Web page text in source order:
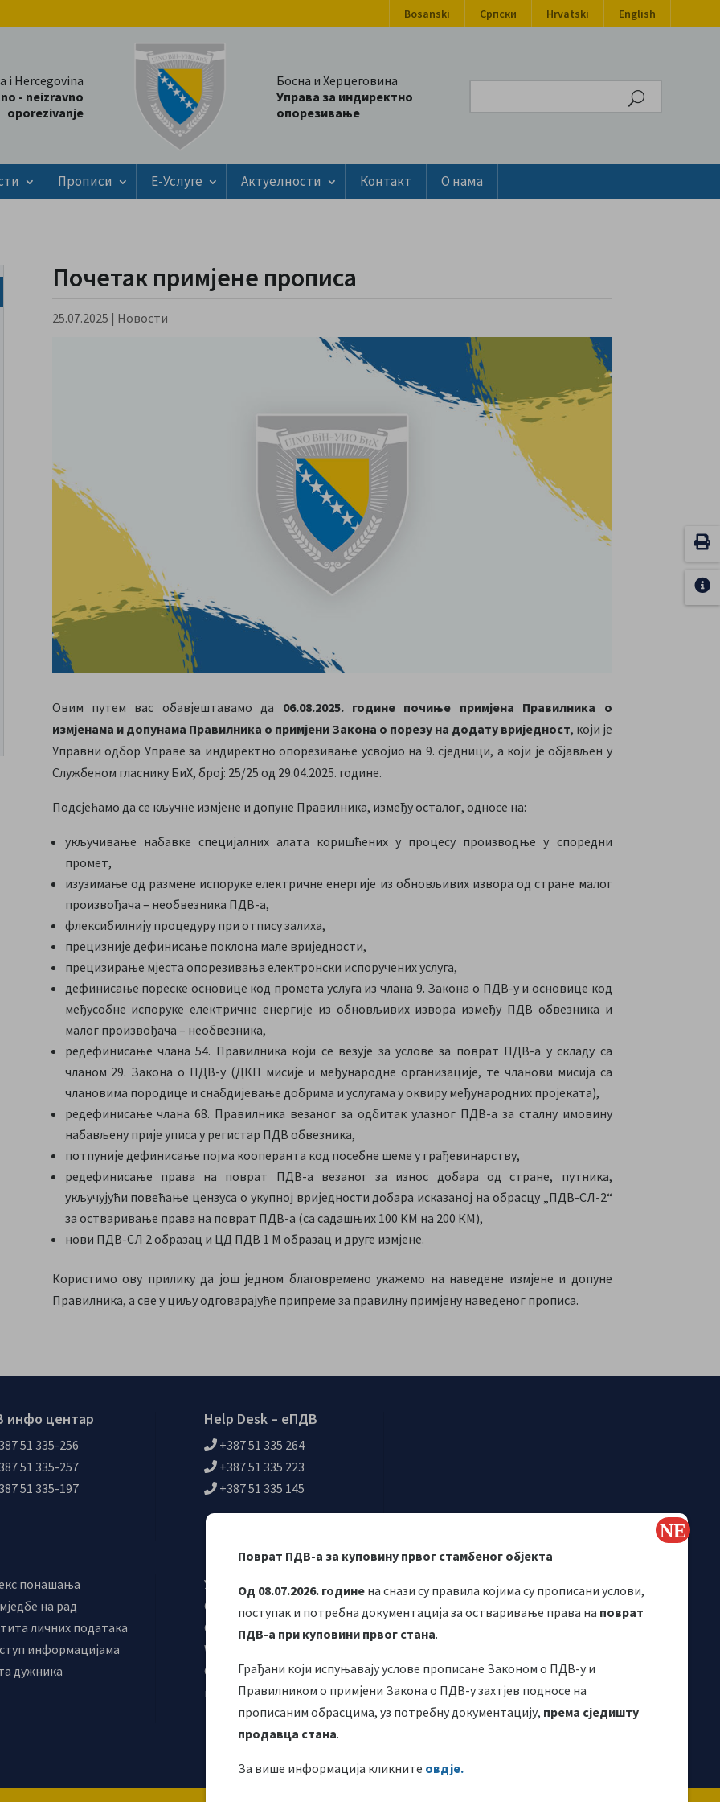
Поврат ПДВ-а за куповину првог стамбеног објекта
Од 08.07.2026. године на снази су правила којима су прописани услови,
поступак и потребна документација за остваривање права на поврат
ПДВ-а при куповини првог стана.
Грађани који испуњавају услове прописане Законом о ПДВ-у и
Правилником о примјени Закона о ПДВ-у захтјев подносе на
прописаним обрасцима, уз потребну документацију, према сједишту
продавца стана.
За више информација кликните овдје.
Bosanski Српски Hrvatski English
i Hercegovina
- neizravno
oporezivanje
Босна и Херцеговина
Управа за индиректно
опорезивање
Прописи Е-Услуге Актуелности Контакт О нама
Почетак примјене прописа
25.07.2025 | Новости
Овим путем вас обавјештавамо да 06.08.2025. године почиње примјена Правилника о
измјенама и допунама Правилника о примјени Закона о порезу на додату вриједност, који је
Управни одбор Управе за индиректно опорезивање усвојио на 9. сједници, а који је објављен у
Службеном гласнику БиХ, број: 25/25 од 29.04.2025. године.
Подсјећамо да се кључне измјене и допуне Правилника, између осталог, односе на:
укључивање набавке специјалних алата коришћених у процесу производње у споредни
промет,
изузимање од размене испоруке електричне енергије из обновљивих извора од стране малог
произвођача – необвезника ПДВ-а,
флексибилнију процедуру при отпису залиха,
прецизније дефинисање поклона мале вриједности,
прецизирање мјеста опорезивања електронски испоручених услуга,
дефинисање пореске основице код промета услуга из члана 9. Закона о ПДВ-у и основице код
међусобне испоруке електричне енергије из обновљивих извора између ПДВ обвезника и
малог произвођача – необвезника,
редефинисање члана 54. Правилника који се везује за услове за поврат ПДВ-а у складу са
чланом 29. Закона о ПДВ-у (ДКП мисије и међународне организације, те чланови мисија са
члановима породице и снабдијевање добрима и услугама у оквиру међународних пројеката),
редефинисање члана 68. Правилника везаног за одбитак улазног ПДВ-а за сталну имовину
набављену прије уписа у регистар ПДВ обвезника,
потпуније дефинисање појма кооперанта код посебне шеме у грађевинарству,
редефинисање права на поврат ПДВ-а везаног за износ добара од стране, путника,
укључујући повећање цензуса о укупној вриједности добара исказаној на обрасцу „ПДВ-СЛ-2“
за остваривање права на поврат ПДВ-а (са садашњих 100 КМ на 200 КМ),
нови ПДВ-СЛ 2 образац и ЦД ПДВ 1 М образац и друге измјене.
Користимо ову прилику да још једном благовремено укажемо на наведене измјене и допуне
Правилника, а све у циљу одговарајуће припреме за правилну примјену наведеног прописа.
инфо центар
51 335-256
51 335-257
51 335-197
Help Desk – еПДВ
+387 51 335 264
+387 51 335 223
+387 51 335 145
понашања
на рад
личних података
информацијама
дужника
Управни одбор
Синдикат УИО
Самостални синдикат УИО
Webmail
Одјељење за
макроекономску анализу
Корисни линкови